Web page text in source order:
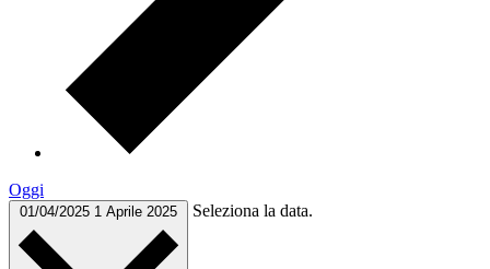
Oggi
01/04/2025 1 Aprile 2025 Seleziona la data.